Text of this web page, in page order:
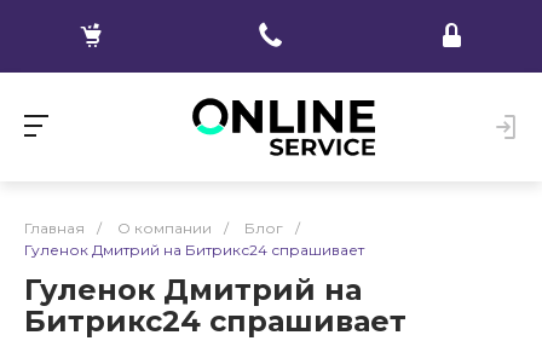
Главная / О компании / Блог
/
Гуленок Дмитрий на Битрикс24 спрашивает
Гуленок Дмитрий на
Битрикс24 спрашивает